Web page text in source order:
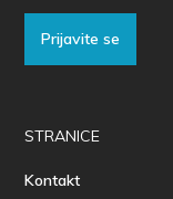
Prijavite se
STRANICE
Kontakt